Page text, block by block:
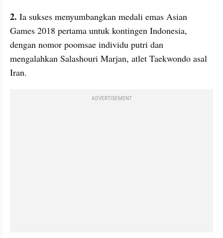
2. Ia sukses menyumbangkan medali emas Asian
Games 2018 pertama untuk kontingen Indonesia,
dengan nomor poomsae individu putri dan
mengalahkan Salashouri Marjan, atlet Taekwondo asal
Iran.
ADVERTISEMENT